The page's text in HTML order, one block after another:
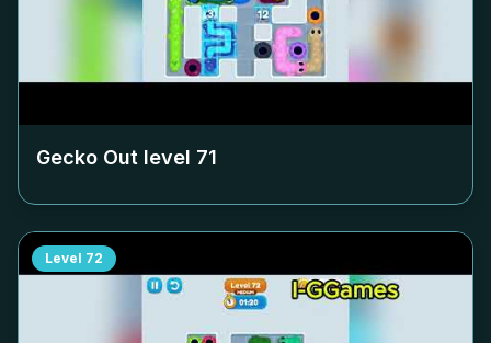
Gecko Out level 71
Level 72